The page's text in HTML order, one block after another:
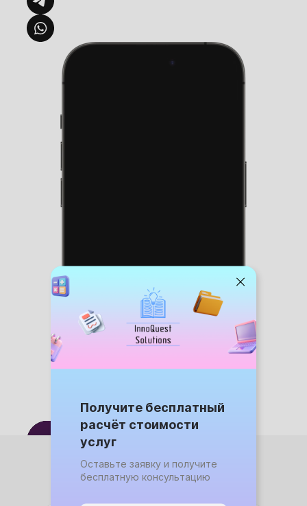
Получите бесплатный
расчёт стоимости
услуг
Оставьте заявку и получите
бесплатную консультацию